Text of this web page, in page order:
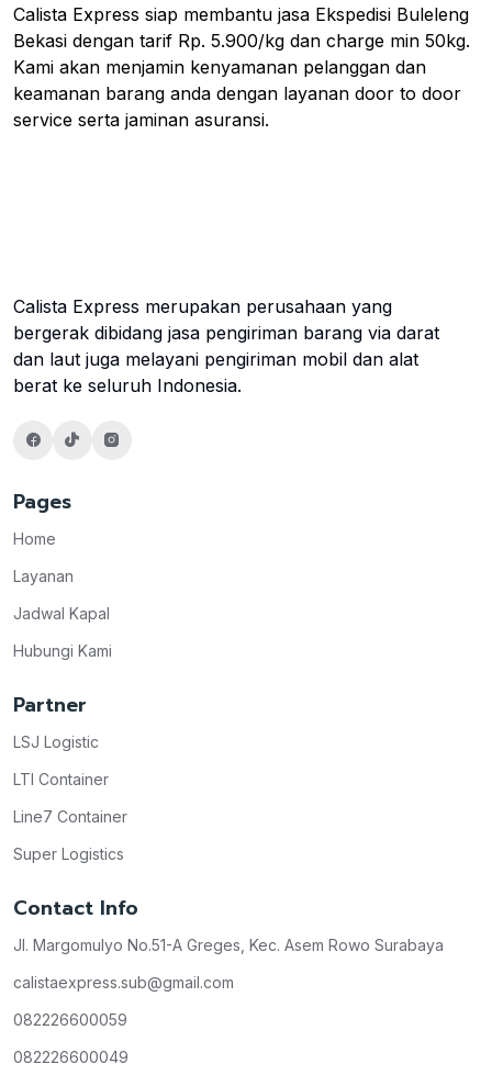
Calista Express siap membantu jasa Ekspedisi Buleleng
Bekasi dengan tarif Rp. 5.900/kg dan charge min 50kg.
Kami akan menjamin kenyamanan pelanggan dan
keamanan barang anda dengan layanan door to door
service serta jaminan asuransi.
Calista Express merupakan perusahaan yang
bergerak dibidang jasa pengiriman barang via darat
dan laut juga melayani pengiriman mobil dan alat
berat ke seluruh Indonesia.
Pages
Home
Layanan
Jadwal Kapal
Hubungi Kami
Partner
LSJ Logistic
LTI Container
Line7 Container
Super Logistics
Contact Info
Jl. Margomulyo No.51-A Greges, Kec. Asem Rowo Surabaya
calistaexpress.sub@gmail.com
082226600059
082226600049